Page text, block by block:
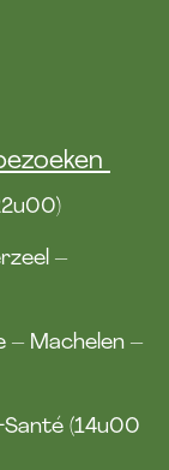
–
Machelen –
(14u00